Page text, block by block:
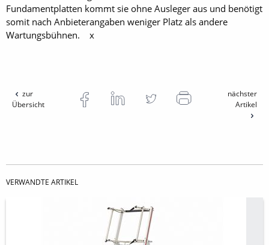
Fundamentplatten kommt sie ohne Ausleger aus und benötigt
somit nach Anbieterangaben weniger Platz als andere
Wartungsbühnen. x
zur
Übersicht
nächster
Artikel
VERWANDTE ARTIKEL